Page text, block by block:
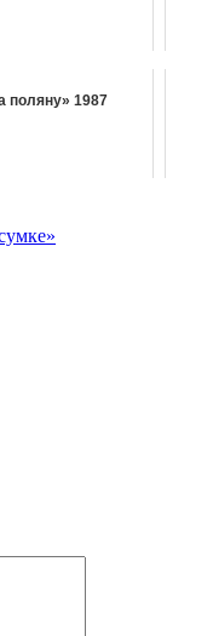
поляну» 1987